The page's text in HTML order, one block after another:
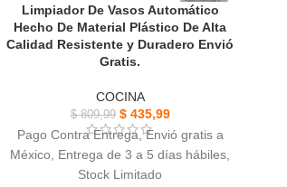
Limpiador De Vasos Automático
Hecho De Material Plástico De Alta
Calidad Resistente y Duradero Envió
Gratis.
COCINA
$809,99 $435,99
Pago Contra Entrega, Envió gratis a
México, Entrega de 3 a 5 días hábiles,
Stock Limitado